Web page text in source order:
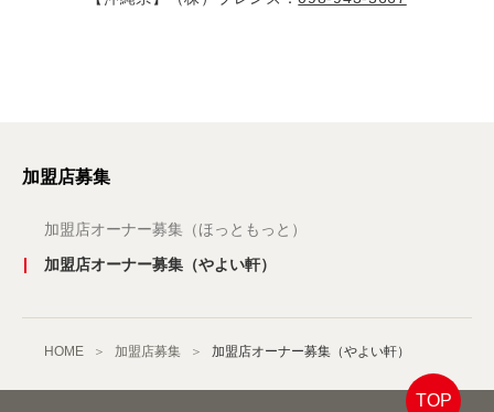
加盟店募集
加盟店オーナー募集（ほっともっと）
加盟店オーナー募集（やよい軒）
HOME 加盟店募集 加盟店オーナー募集（やよい軒）
TOP